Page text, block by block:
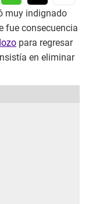
muy indignado
fue consecuencia
para regresar
en eliminar